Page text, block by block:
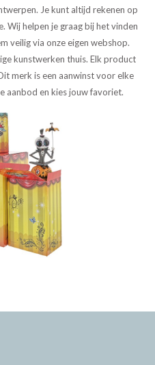
Je kunt altijd rekenen op
Wij helpen je graag bij het vinden
veilig via onze eigen webshop.
kunstwerken thuis. Elk product
merk is een aanwinst voor elke
aanbod en kies jouw favoriet.